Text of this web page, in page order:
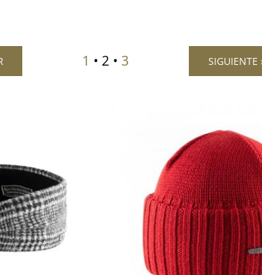
1 • 2 • 3 SIGUIENTE